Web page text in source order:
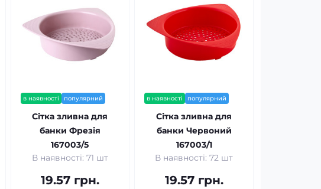
в наявності популярний
Сітка зливна для
банки Фрезія
167003/5
В наявності: 71 шт
19.57 грн.
в наявності популярний
Сітка зливна для
банки Червоний
167003/1
В наявності: 72 шт
19.57 грн.